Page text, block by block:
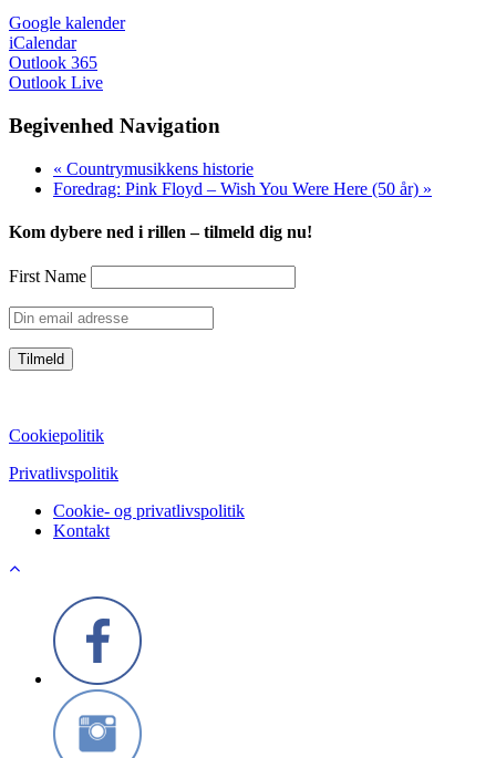
Google kalender
iCalendar
Outlook 365
Outlook Live
Begivenhed Navigation
« Countrymusikkens historie
Foredrag: Pink Floyd – Wish You Were Here (50 år) »
Kom dybere ned i rillen – tilmeld dig nu!
First Name
Cookiepolitik
Privatlivspolitik
Cookie- og privatlivspolitik
Kontakt